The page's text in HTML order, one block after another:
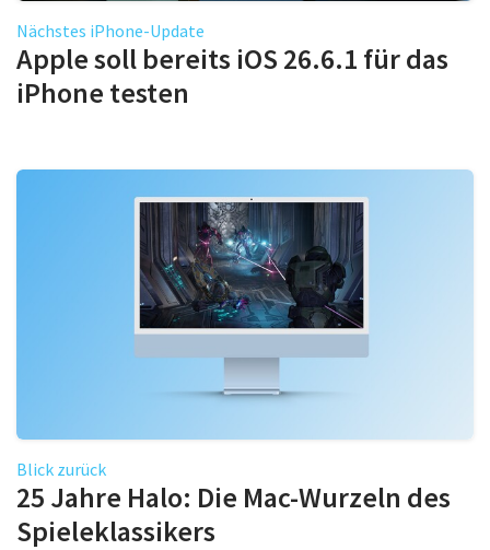
Nächstes iPhone-Update
Apple soll bereits iOS 26.6.1 für das
iPhone testen
Blick zurück
25 Jahre Halo: Die Mac-Wurzeln des
Spieleklassikers